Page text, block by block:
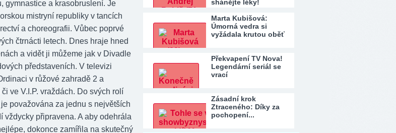
gymnastice a krasobruslení. Je
mistryní republiky v tancích
a choreografii. Vůbec poprvé
čtrnácti letech. Dnes hraje hned
a vidět ji můžeme jak v Divadle
představeních. V televizi
v růžové zahradě 2 a
ve V.I.P. vraždách. Do svých rolí
považována za jednu s největších
vždycky připravena. A aby odehrála
dokonce zamířila na skutečný
shánějte léky!
Marta Kubišová:
Úmorná vedra si
vyžádala krutou oběť
Překvapení TV Nova!
Legendární seriál se
vrací
Zásadní krok
Ztraceného: Díky za
pochopení...